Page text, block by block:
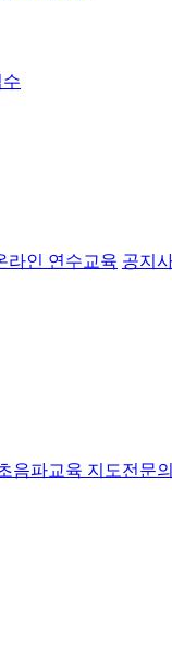
라인 연수교육 공지
음파교육 지도전문의